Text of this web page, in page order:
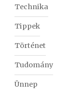
Technika
Tippek
Történet
Tudomány
Ünnep